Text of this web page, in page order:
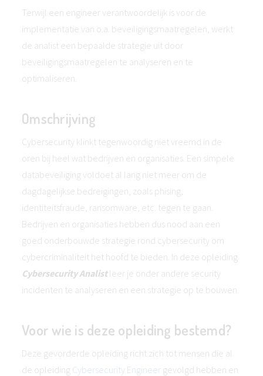
Terwijl een engineer verantwoordelijk is voor de
implementatie van o.a. beveiligingsmaatregelen, werkt
de analist een bepaalde strategie uit door
beveiligingsmaatregelen te analyseren en te
optimaliseren.
Omschrijving
Cybersecurity klinkt tegenwoordig niet vreemd in de
oren bij heel wat bedrijven en organisaties. Een simpele
databeveiliging voldoet al lang niet meer om de
dagdagelijkse bedreigingen, zoals phising,
identiteitsfraude, ransomware, etc. tegen te gaan.
Bedrijven en organisaties hebben dus nood aan een
goed onderbouwde strategie rond cybersecurity om
cybercriminaliteit het hoofd te bieden. In deze opleiding
Cybersecurity Analist leer je onder andere security
incidenten te analyseren en een strategie op te bouwen.
Voor wie is deze opleiding bestemd?
Deze gevorderde opleiding richt zich tot mensen die al
de opleiding Cybersecurity Engineer gevolgd hebben en